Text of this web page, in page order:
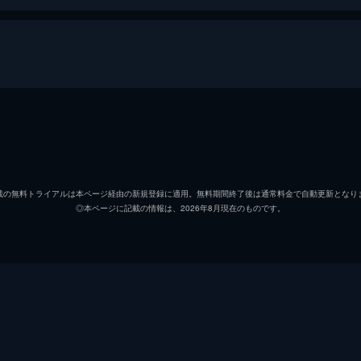
マイケル・サラザン
無料トライアルは本ページ経由の新規登録に適用。無料期間終了後は通常料金で自動更新となり
◎本ページに記載の情報は、2026年8月現在のものです。